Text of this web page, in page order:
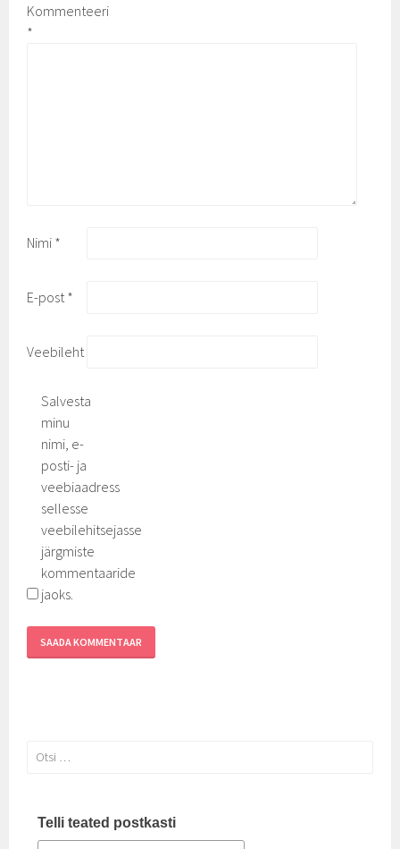
Kommenteeri
*
Nimi *
E-post *
Veebileht
Salvesta
minu
nimi, e-
posti- ja
veebiaadress
sellesse
veebilehitsejasse
järgmiste
kommentaaride
jaoks.
Otsi:
Telli teated postkasti